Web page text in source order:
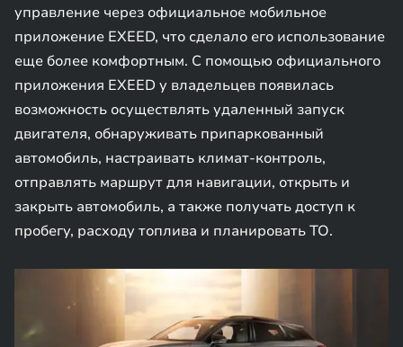
управление через официальное мобильное
приложение EXEED, что сделало его использование
еще более комфортным. С помощью официального
приложения EXEED у владельцев появилась
возможность осуществлять удаленный запуск
двигателя, обнаруживать припаркованный
автомобиль, настраивать климат-контроль,
отправлять маршрут для навигации, открыть и
закрыть автомобиль, а также получать доступ к
пробегу, расходу топлива и планировать ТО.